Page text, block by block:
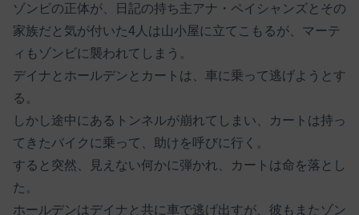
ゾンビの正体が、日記の持ち主アナ・ペイシャンズとその
家族だと気が付いた4人は山小屋に立てこもるが、マーテ
ィもゾンビに襲われてしまう。
デイナとホールデンとカートは、車に乗って逃げようとす
る。
しかし途中にあるトンネルが崩れてしまい、カートは持っ
てきたバイクに乗って、助けを呼びに行く。
すると突然、見えない何かに弾かれ、カートは命を落とし
た。
ホールデンはデイナと共に車で逃げ出すが、彼もまたゾン